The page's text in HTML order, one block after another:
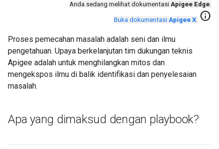
Anda sedang melihat dokumentasi Apigee Edge.
Buka dokumentasi Apigee X. info
Proses pemecahan masalah adalah seni dan ilmu
pengetahuan. Upaya berkelanjutan tim dukungan teknis
Apigee adalah untuk menghilangkan mitos dan
mengekspos ilmu di balik identifikasi dan penyelesaian
masalah.
Apa yang dimaksud dengan playbook?